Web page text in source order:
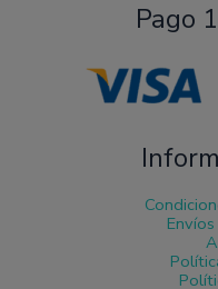
Pago